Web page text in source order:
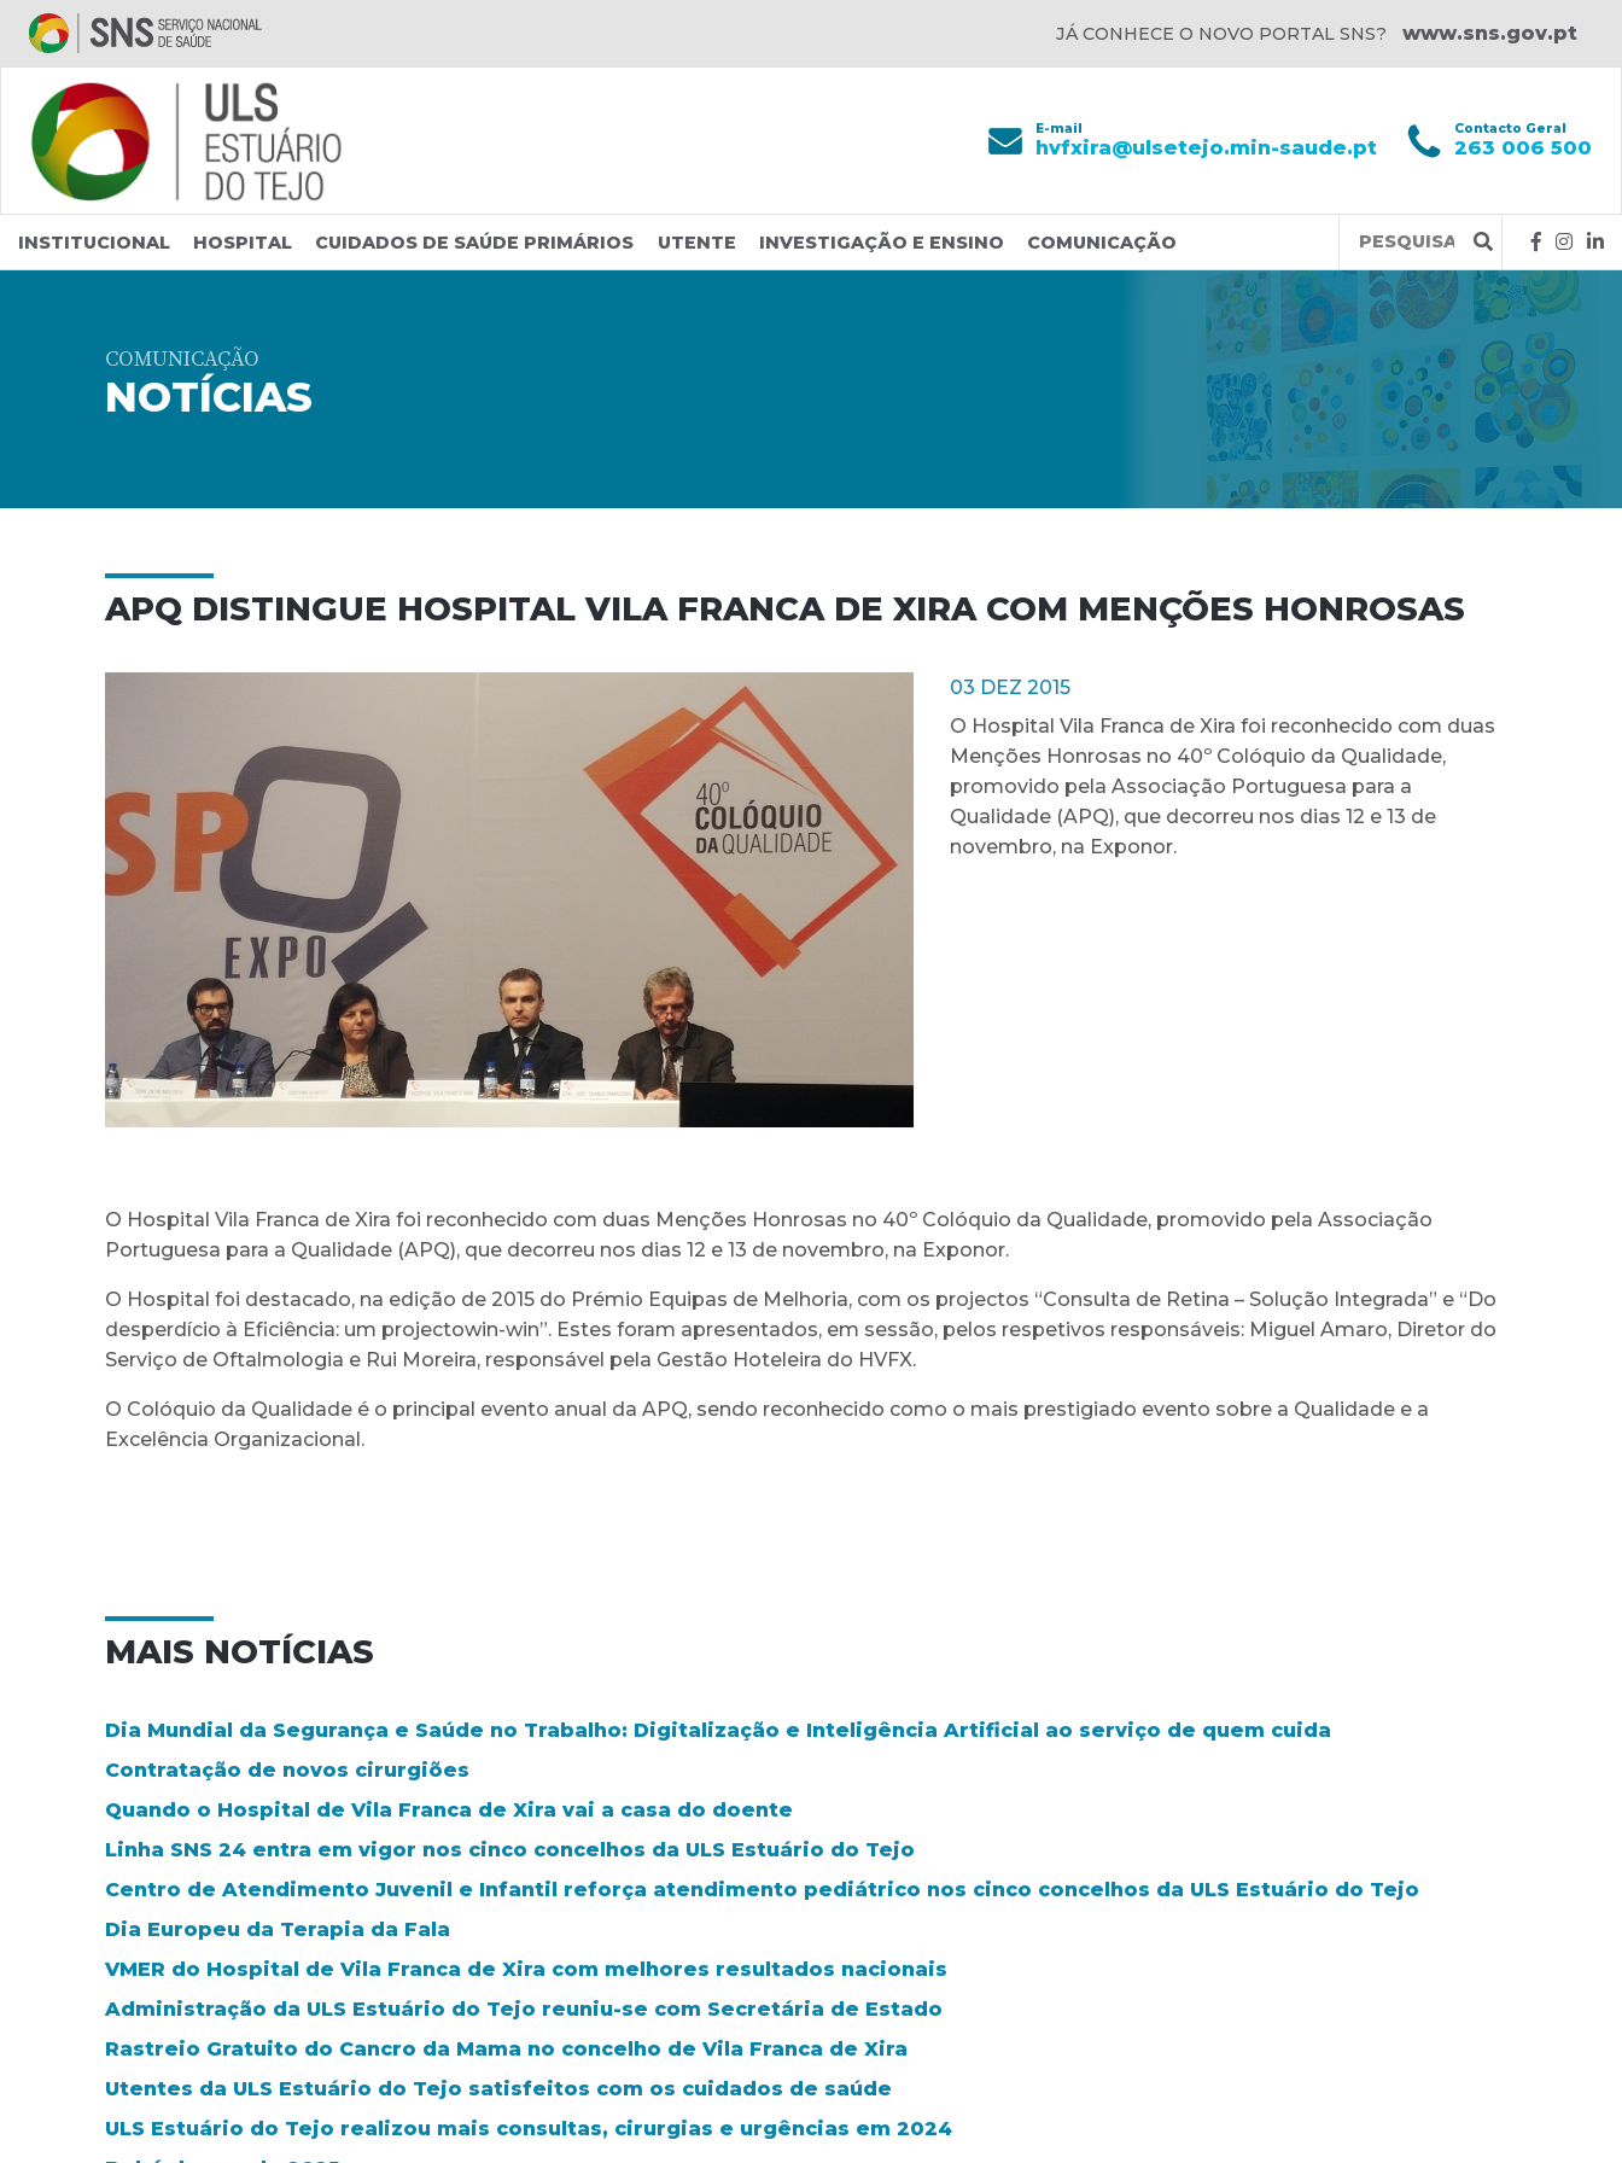
Saltar para conteúdo principal
JÁ CONHECE O NOVO PORTAL SNS? www.sns.gov.pt
E-mail
hvfxira@ulsetejo.min-saude.pt
Contacto Geral
263 006 500
INSTITUCIONAL HOSPITAL CUIDADOS DE SAÚDE PRIMÁRIOS UTENTE INVESTIGAÇÃO E ENSINO COMUNICAÇÃO
Query
COMUNICAÇÃO
NOTÍCIAS
APQ DISTINGUE HOSPITAL VILA FRANCA DE XIRA COM MENÇÕES HONROSAS
03 DEZ 2015
O Hospital Vila Franca de Xira foi reconhecido com duas
Menções Honrosas no 40º Colóquio da Qualidade,
promovido pela Associação Portuguesa para a
Qualidade (APQ), que decorreu nos dias 12 e 13 de
novembro, na Exponor.
O Hospital Vila Franca de Xira foi reconhecido com duas Menções Honrosas no 40º Colóquio da Qualidade, promovido pela Associação
Portuguesa para a Qualidade (APQ), que decorreu nos dias 12 e 13 de novembro, na Exponor.
O Hospital foi destacado, na edição de 2015 do Prémio Equipas de Melhoria, com os projectos “Consulta de Retina – Solução Integrada” e “Do
desperdício à Eficiência: um projectowin-win”. Estes foram apresentados, em sessão, pelos respetivos responsáveis: Miguel Amaro, Diretor do
Serviço de Oftalmologia e Rui Moreira, responsável pela Gestão Hoteleira do HVFX.
O Colóquio da Qualidade é o principal evento anual da APQ, sendo reconhecido como o mais prestigiado evento sobre a Qualidade e a
Excelência Organizacional.
MAIS NOTÍCIAS
Dia Mundial da Segurança e Saúde no Trabalho: Digitalização e Inteligência Artificial ao serviço de quem cuida
Contratação de novos cirurgiões
Quando o Hospital de Vila Franca de Xira vai a casa do doente
Linha SNS 24 entra em vigor nos cinco concelhos da ULS Estuário do Tejo
Centro de Atendimento Juvenil e Infantil reforça atendimento pediátrico nos cinco concelhos da ULS Estuário do Tejo
Dia Europeu da Terapia da Fala
VMER do Hospital de Vila Franca de Xira com melhores resultados nacionais
Administração da ULS Estuário do Tejo reuniu-se com Secretária de Estado
Rastreio Gratuito do Cancro da Mama no concelho de Vila Franca de Xira
Utentes da ULS Estuário do Tejo satisfeitos com os cuidados de saúde
ULS Estuário do Tejo realizou mais consultas, cirurgias e urgências em 2024